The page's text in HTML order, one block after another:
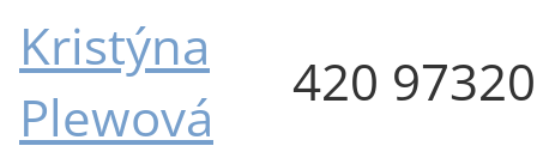
Kristýna
Plewová
420